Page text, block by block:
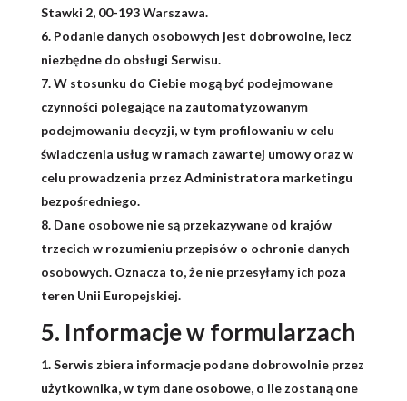
Stawki 2, 00-193 Warszawa.
Podanie danych osobowych jest dobrowolne, lecz
niezbędne do obsługi Serwisu.
W stosunku do Ciebie mogą być podejmowane
czynności polegające na zautomatyzowanym
podejmowaniu decyzji, w tym profilowaniu w celu
świadczenia usług w ramach zawartej umowy oraz w
celu prowadzenia przez Administratora marketingu
bezpośredniego.
Dane osobowe nie są przekazywane od krajów
trzecich w rozumieniu przepisów o ochronie danych
osobowych. Oznacza to, że nie przesyłamy ich poza
teren Unii Europejskiej.
5. Informacje w formularzach
Serwis zbiera informacje podane dobrowolnie przez
użytkownika, w tym dane osobowe, o ile zostaną one